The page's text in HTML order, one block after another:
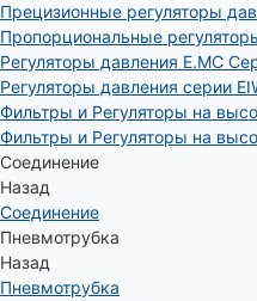
Прецизионные регуляторы
Пропорциональные
Регуляторы давления E.MC
Регуляторы давления серии
Фильтры и Регуляторы на
Фильтры и Регуляторы на
Соединение
Назад
Соединение
Пневмотрубка
Назад
Пневмотрубка